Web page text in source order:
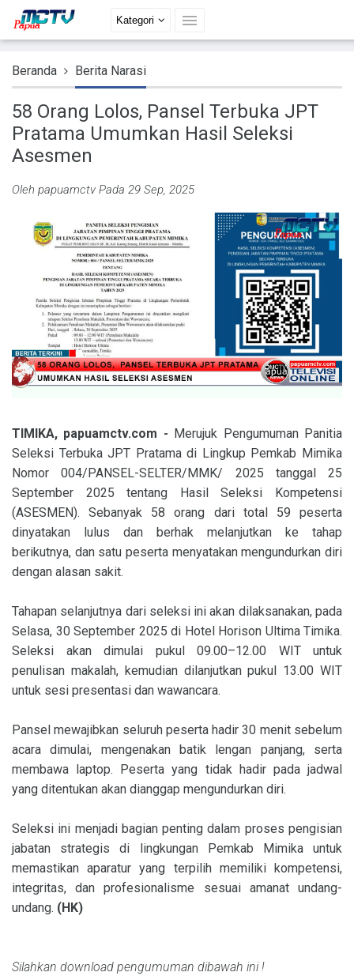
Kategori
Beranda Berita Narasi
58 Orang Lolos, Pansel Terbuka JPT
Pratama Umumkan Hasil Seleksi
Asesmen
Oleh papuamctv Pada 29 Sep, 2025
TIMIKA, papuamctv.com - Merujuk Pengumuman Panitia
Seleksi Terbuka JPT Pratama di Lingkup Pemkab Mimika
Nomor 004/PANSEL-SELTER/MMK/ 2025 tanggal 25
September 2025 tentang Hasil Seleksi Kompetensi
(ASESMEN). Sebanyak 58 orang dari total 59 peserta
dinyatakan lulus dan berhak melanjutkan ke tahap
berikutnya, dan satu peserta menyatakan mengundurkan diri
dengan alasan sakit.
Tahapan selanjutnya dari seleksi ini akan dilaksanakan, pada
Selasa, 30 September 2025 di Hotel Horison Ultima Timika.
Seleksi akan dimulai pukul 09.00–12.00 WIT untuk
penulisan makalah, kemudian dilanjutkan pukul 13.00 WIT
untuk sesi presentasi dan wawancara.
Pansel mewajibkan seluruh peserta hadir 30 menit sebelum
acara dimulai, mengenakan batik lengan panjang, serta
membawa laptop. Peserta yang tidak hadir pada jadwal
yang ditentukan akan dianggap mengundurkan diri.
Seleksi ini menjadi bagian penting dalam proses pengisian
jabatan strategis di lingkungan Pemkab Mimika untuk
memastikan aparatur yang terpilih memiliki kompetensi,
integritas, dan profesionalisme sesuai amanat undang-
undang. (HK)
Silahkan download pengumuman dibawah ini !